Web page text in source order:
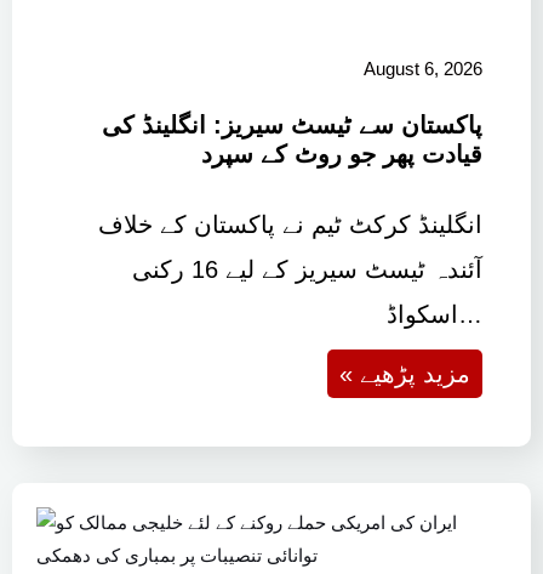
August 6, 2026
پاکستان سے ٹیسٹ سیریز: انگلینڈ کی
قیادت پھر جو روٹ کے سپرد
انگلینڈ کرکٹ ٹیم نے پاکستان کے خلاف
آئندہ ٹیسٹ سیریز کے لیے 16 رکنی
اسکواڈ…
« مزید پڑھیے